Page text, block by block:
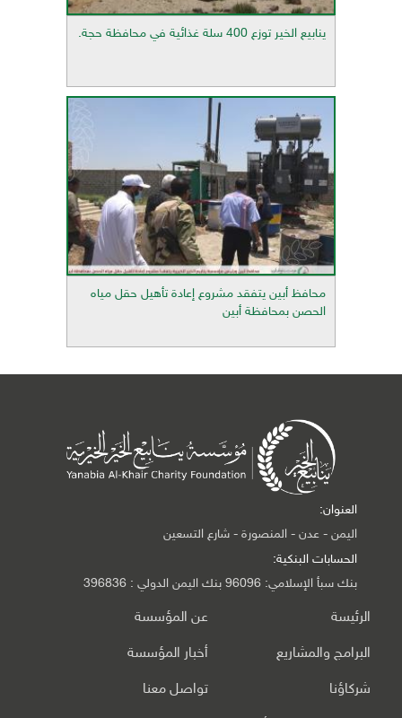
ينابيع الخير توزع 400 سلة غذائية في محافظة حجة.
محافظ أبين يتفقد مشروع إعادة تأهيل حقل مياه
الحصن بمحافظة أبين
العنوان:
اليمن - عدن - المنصورة - شارع التسعين
الحسابات البنكية:
بنك سبأ الإسلامي: 96096 بنك اليمن الدولي : 396836
الرئيسة عن المؤسسة
البرامج والمشاريع أخبار المؤسسة
شركاؤنا تواصل معنا